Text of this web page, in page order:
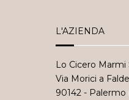
L'AZIENDA
Lo Cicero Marmi
Via Morici a
90142 - Palermo